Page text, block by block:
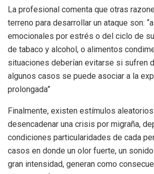
La profesional comenta que otras
terreno para desarrollar un ataque son:
emocionales por estrés o del ciclo de
de tabaco y alcohol, o alimentos
situaciones deberían evitarse si sufren
algunos casos se puede asociar a la
prolongada”
Finalmente, existen estímulos
desencadenar una crisis por migraña,
condiciones particularidades de cada
casos en donde un olor fuerte, un
gran intensidad, generan como